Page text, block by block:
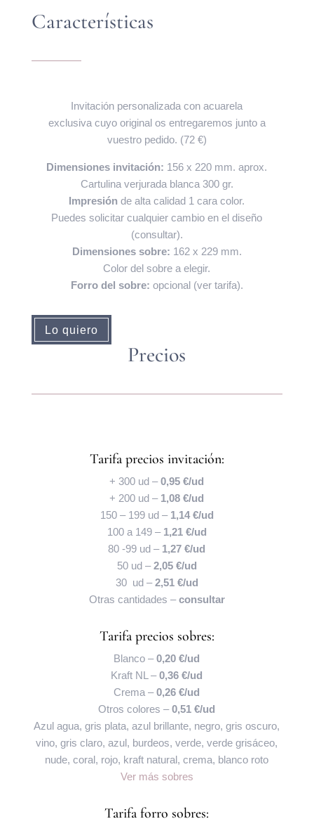
Características
Invitación personalizada con acuarela
exclusiva cuyo original os entregaremos junto a
vuestro pedido. (72 €)
Dimensiones invitación: 156 x 220 mm. aprox.
Cartulina verjurada blanca 300 gr.
Impresión de alta calidad 1 cara color.
Puedes solicitar cualquier cambio en el diseño
(consultar).
Dimensiones sobre: 162 x 229 mm.
Color del sobre a elegir.
Forro del sobre: opcional (ver tarifa).
Lo quiero
Precios
Tarifa precios invitación:
+ 300 ud –0,95 €/ud
+ 200 ud – 1,08 €/ud
150 – 199 ud – 1,14 €/ud
100 a 149 – 1,21 €/ud
80 -99 ud – 1,27 €/ud
50 ud –2,05 €/ud
30 ud –2,51 €/ud
Otras cantidades –consultar
Tarifa precios sobres:
Blanco –0,20 €/ud
Kraft NL –0,36 €/ud
Crema –0,26 €/ud
Otros colores –0,51 €/ud
Azul agua, gris plata, azul brillante, negro, gris oscuro,
vino, gris claro, azul, burdeos, verde, verde grisáceo,
nude, coral, rojo, kraft natural, crema, blanco roto
Ver más sobres
Tarifa forro sobres: